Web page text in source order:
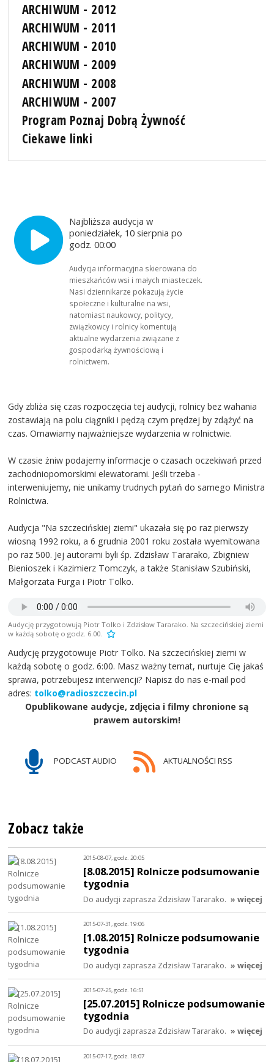
ARCHIWUM - 2012
ARCHIWUM - 2011
ARCHIWUM - 2010
ARCHIWUM - 2009
ARCHIWUM - 2008
ARCHIWUM - 2007
Program Poznaj Dobrą Żywność
Ciekawe linki
Najbliższa audycja w
poniedziałek, 10 sierpnia po
godz. 00:00
Audycja informacyjna skierowana do
mieszkańców wsi i małych miasteczek.
Nasi dziennikarze pokazują życie
społeczne i kulturalne na wsi,
natomiast naukowcy, politycy,
związkowcy i rolnicy komentują
aktualne wydarzenia związane z
gospodarką żywnościową i
rolnictwem.
Gdy zbliża się czas rozpoczęcia tej audycji, rolnicy bez wahania
zostawiają na polu ciągniki i pędzą czym prędzej by zdążyć na
czas. Omawiamy najważniejsze wydarzenia w rolnictwie.
W czasie żniw podajemy informacje o czasach oczekiwań przed
zachodniopomorskimi elewatorami. Jeśli trzeba -
interweniujemy, nie unikamy trudnych pytań do samego Ministra
Rolnictwa.
Audycja "Na szczecińskiej ziemi" ukazała się po raz pierwszy
wiosną 1992 roku, a 6 grudnia 2001 roku została wyemitowana
po raz 500. Jej autorami byli śp. Zdzisław Tararako, Zbigniew
Bienioszek i Kazimierz Tomczyk, a także Stanisław Szubiński,
Małgorzata Furga i Piotr Tolko.
Audycję przygotowują Piotr Tolko i Zdzisław Tararako. Na szczecińskiej ziemi
w każdą sobotę o godz. 6.00.
Audycję przygotowuje Piotr Tolko. Na szczecińskiej ziemi w
każdą sobotę o godz. 6:00. Masz ważny temat, nurtuje Cię jakaś
sprawa, potrzebujesz interwencji? Napisz do nas e-mail pod
adres: tolko@radioszczecin.pl
Opublikowane audycje, zdjęcia i filmy chronione są
prawem autorskim!
PODCAST AUDIO AKTUALNOŚCI RSS
Zobacz także
2015-08-07, godz. 20:05
[8.08.2015] Rolnicze podsumowanie
tygodnia
Do audycji zaprasza Zdzisław Tararako. » więcej
2015-07-31, godz. 19:06
[1.08.2015] Rolnicze podsumowanie
tygodnia
Do audycji zaprasza Zdzisław Tararako. » więcej
2015-07-25, godz. 16:51
[25.07.2015] Rolnicze podsumowanie
tygodnia
Do audycji zaprasza Zdzisław Tararako. » więcej
2015-07-17, godz. 18:07